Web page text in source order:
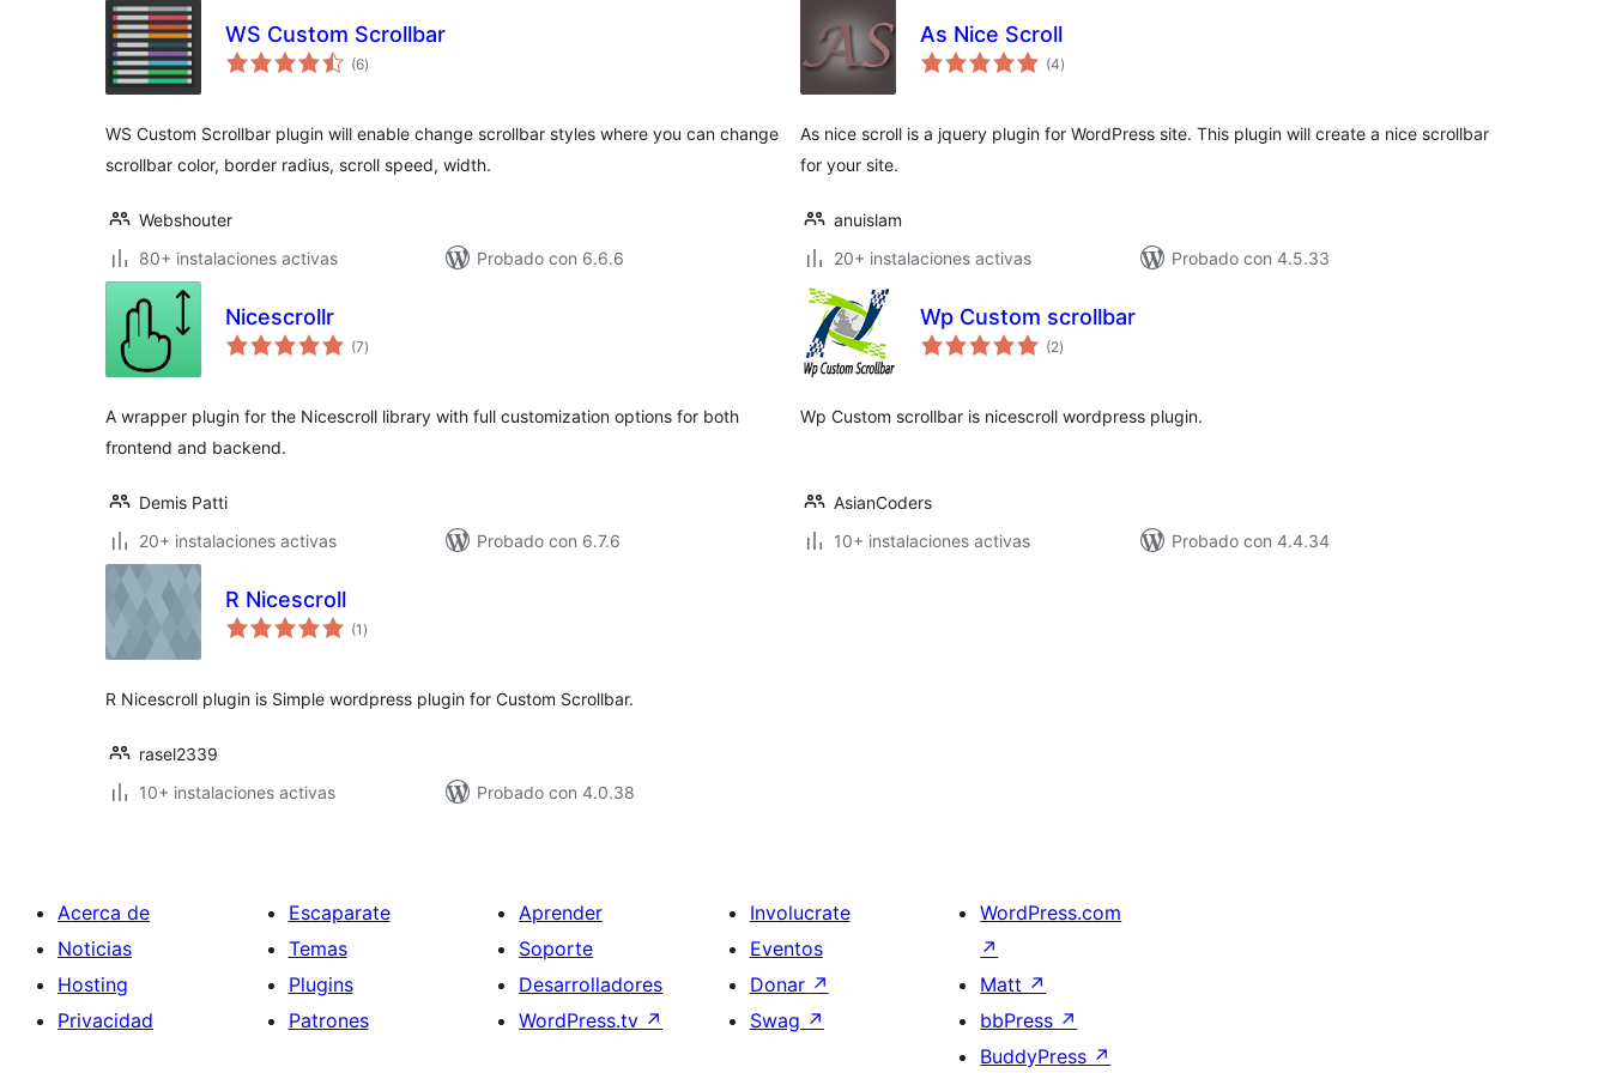
WS Custom Scrollbar
(6total
de
)
WS Custom Scrollbar plugin will enable change scrollbar styles where you can change
scrollbar color, border radius, scroll speed, width.
Webshouter
80+ instalaciones activas
Probado con 6.6.6
As Nice Scroll
(4total
de
)
As nice scroll is a jquery plugin for WordPress site. This plugin will create a nice scrollbar
for your site.
anuislam
20+ instalaciones activas
Probado con 4.5.33
Nicescrollr
(7total
de
)
A wrapper plugin for the Nicescroll library with full customization options for both
frontend and backend.
Demis Patti
20+ instalaciones activas
Probado con 6.7.6
Wp Custom scrollbar
(2total
de
)
Wp Custom scrollbar is nicescroll wordpress plugin.
AsianCoders
10+ instalaciones activas
Probado con 4.4.34
R Nicescroll
(1 total
de
)
R Nicescroll plugin is Simple wordpress plugin for Custom Scrollbar.
rasel2339
10+ instalaciones activas
Probado con 4.0.38
Acerca de
Noticias
Hosting
Privacidad
Escaparate
Temas
Plugins
Patrones
Aprender
Soporte
Desarrolladores
WordPress.tv ↗
Involucrate
Eventos
Donar ↗
Swag ↗
WordPress.com
↗
Matt ↗
bbPress ↗
BuddyPress ↗